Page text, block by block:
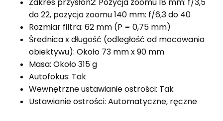
Zakres przysłon2: Pozycja zoomu 18 mm: f/3,5
do 22, pozycja zoomu 140 mm: f/6,3 do 40
Rozmiar filtra: 62 mm (P = 0,75 mm)
Średnica x długość (odległość od mocowania
obiektywu): Około 73 mm x 90 mm
Masa: Około 315 g
Autofokus: Tak
Wewnętrzne ustawianie ostrości: Tak
Ustawianie ostrości: Automatyczne, ręczne